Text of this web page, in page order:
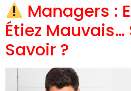
Managers :
Étiez Mauvais…
Savoir ?